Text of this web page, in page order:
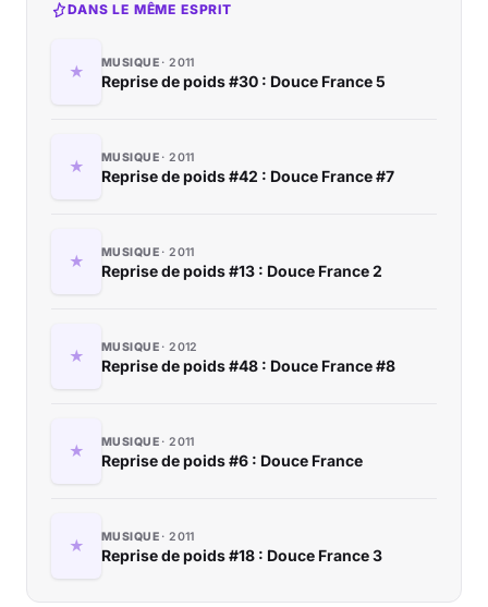
DANS LE MÊME ESPRIT
MUSIQUE 2011
Reprise de poids #30 : Douce France 5
MUSIQUE 2011
Reprise de poids #42 : Douce France #7
MUSIQUE 2011
Reprise de poids #13 : Douce France 2
MUSIQUE 2012
Reprise de poids #48 : Douce France #8
MUSIQUE 2011
Reprise de poids #6 : Douce France
MUSIQUE 2011
Reprise de poids #18 : Douce France 3